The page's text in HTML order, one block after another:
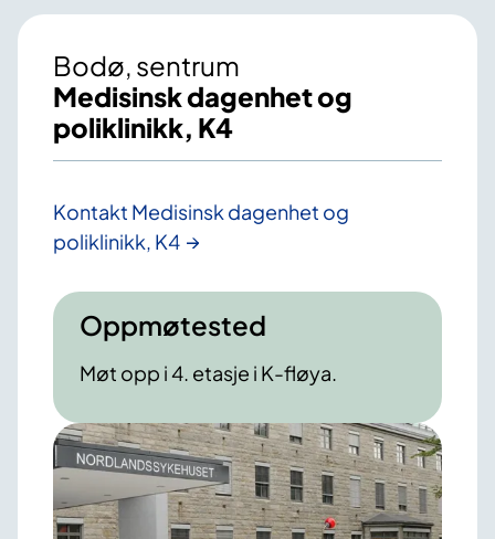
Bodø, sentrum
Medisinsk dagenhet og
poliklinikk, K4
Kontakt Medisinsk dagenhet og
poliklinikk, K4
Oppmøtested
Møt opp i 4. etasje i K-fløya.